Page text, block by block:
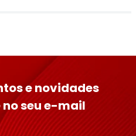
e novidades
seu e-mail